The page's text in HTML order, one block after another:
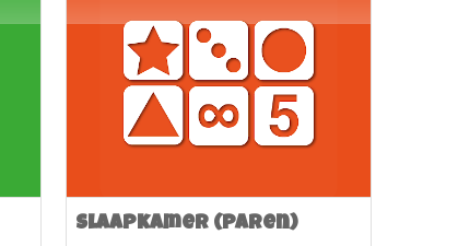
Slaapkamer (paren)